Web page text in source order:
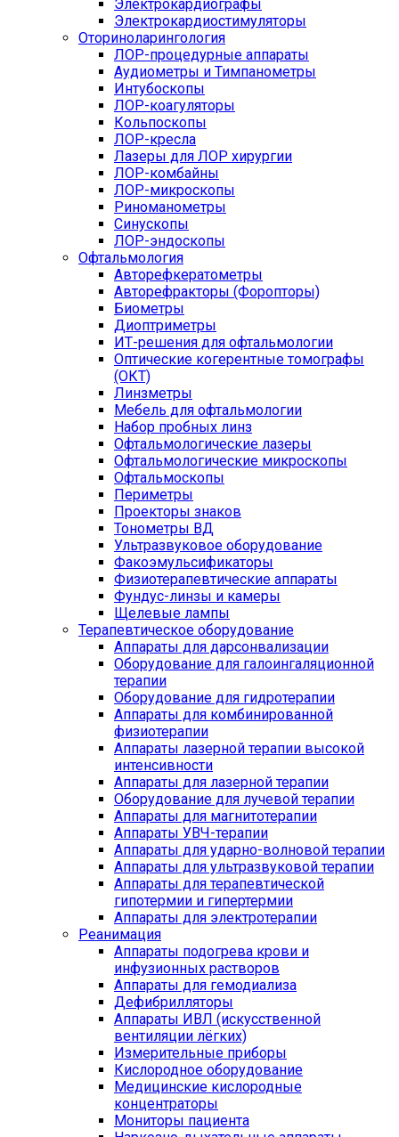
Электрокардиографы
Электрокардиостимуляторы
Оториноларингология
ЛОР-процедурные аппараты
Аудиометры и Тимпанометры
Интубоскопы
ЛОР-коагуляторы
Кольпоскопы
ЛОР-кресла
Лазеры для ЛОР хирургии
ЛОР-комбайны
ЛОР-микроскопы
Риноманометры
Синускопы
ЛОР-эндоскопы
Офтальмология
Авторефкератометры
Авторефракторы (Форопторы)
Биометры
Диоптриметры
ИТ-решения для офтальмологии
Оптические когерентные томографы
(ОКТ)
Линзметры
Мебель для офтальмологии
Набор пробных линз
Офтальмологические лазеры
Офтальмологические микроскопы
Офтальмоскопы
Периметры
Проекторы знаков
Тонометры ВД
Ультразвуковое оборудование
Факоэмульсификаторы
Физиотерапевтические аппараты
Фундус-линзы и камеры
Щелевые лампы
Терапевтическое оборудование
Аппараты для дарсонвализации
Оборудование для галоингаляционной
терапии
Оборудование для гидротерапии
Аппараты для комбинированной
физиотерапии
Аппараты лазерной терапии высокой
интенсивности
Аппараты для лазерной терапии
Оборудование для лучевой терапии
Аппараты для магнитотерапии
Аппараты УВЧ-терапии
Аппараты для ударно-волновой терапии
Аппараты для ультразвуковой терапии
Аппараты для терапевтической
гипотермии и гипертермии
Аппараты для электротерапии
Реанимация
Аппараты подогрева крови и
инфузионных растворов
Аппараты для гемодиализа
Дефибрилляторы
Аппараты ИВЛ (искусственной
вентиляции лёгких)
Измерительные приборы
Кислородное оборудование
Медицинские кислородные
концентраторы
Мониторы пациента